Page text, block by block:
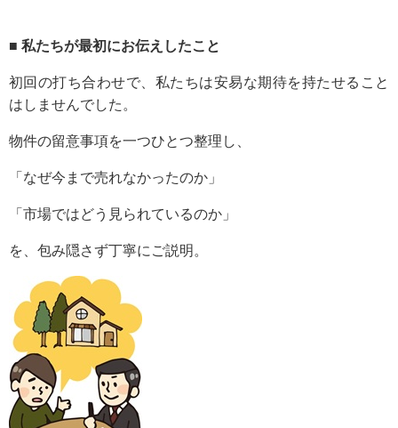
■ 私たちが最初にお伝えしたこと
初回の打ち合わせで、私たちは安易な期待を持たせること
はしませんでした。
物件の留意事項を一つひとつ整理し、
「なぜ今まで売れなかったのか」
「市場ではどう見られているのか」
を、包み隠さず丁寧にご説明。